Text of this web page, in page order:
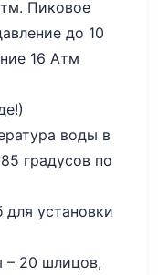
Пиковое
до 10
16 Атм
воды в
градусов по
установки
– 20 шлицов,